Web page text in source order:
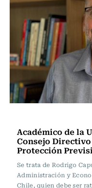
Académico de la
Consejo
Protección
Se trata de Rodrigo
Administración y
Chile, quien debe ser